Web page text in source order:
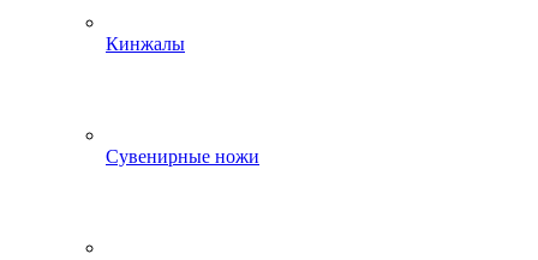
Кинжалы
Сувенирные ножи